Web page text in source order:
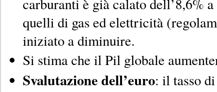
carburanti è già calato dell’8,6%
quelli di gas ed elettricità
iniziato a diminuire.
Si stima che il Pil globale
Svalutazione dell’euro: il tasso